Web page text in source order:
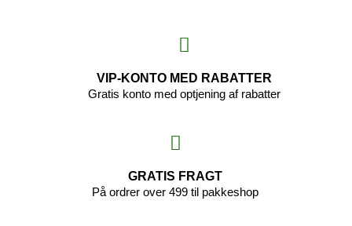
VIP-KONTO MED RABATTER
Gratis konto med optjening af rabatter
GRATIS FRAGT
På ordrer over 499 til pakkeshop